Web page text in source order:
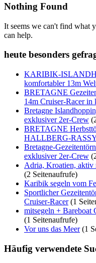
Nothing Found
It seems we can't find what
can help.
heute besonders
KARIBIK-
komfortabler 13m
BRETAGNE
14m Cruiser-Racer in
Bretagne
exklusiver 2er-Crew
BRETAGNE
HALLBERG-
Bretagne-
exklusiver 2er-Crew
Adria, Kroatien, aktiv
(2 Seitenaufrufe)
Karibik segeln vom
Sportlicher
Cruiser-Racer(1
mitsegeln + Bareboat
(1 Seitenaufrufe)
Vor uns das Meer(1
Häufig verwendete